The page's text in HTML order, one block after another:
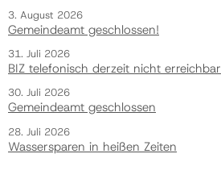
3. August 2026
Gemeindeamt geschlossen!
31. Juli 2026
BIZ telefonisch derzeit nicht erreichbar
30. Juli 2026
Gemeindeamt geschlossen
28. Juli 2026
Wassersparen in heißen Zeiten